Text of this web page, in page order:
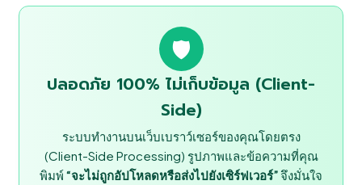
🛡️
ปลอดภัย 100% ไม่เก็บข้อมูล (Client-
Side)
ระบบทำงานบนเว็บเบราว์เซอร์ของคุณโดยตรง
(Client-Side Processing) รูปภาพและข้อความที่คุณ
พิมพ์“จะไม่ถูกอัปโหลดหรือส่งไปยังเซิร์ฟเวอร์” จึงมั่นใจ